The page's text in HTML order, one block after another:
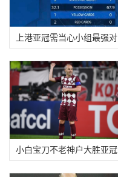
上港亚冠需当心小组最强对
手 J联赛冠军
小白宝刀不老神户大胜亚冠
新军 恒大警惕